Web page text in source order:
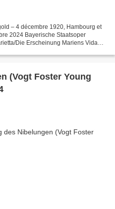
– 4 décembre 1920, Hambourg et
2024 Bayerische Staatsoper
Die Erscheinung Mariens Vida
(Vogt Foster Young